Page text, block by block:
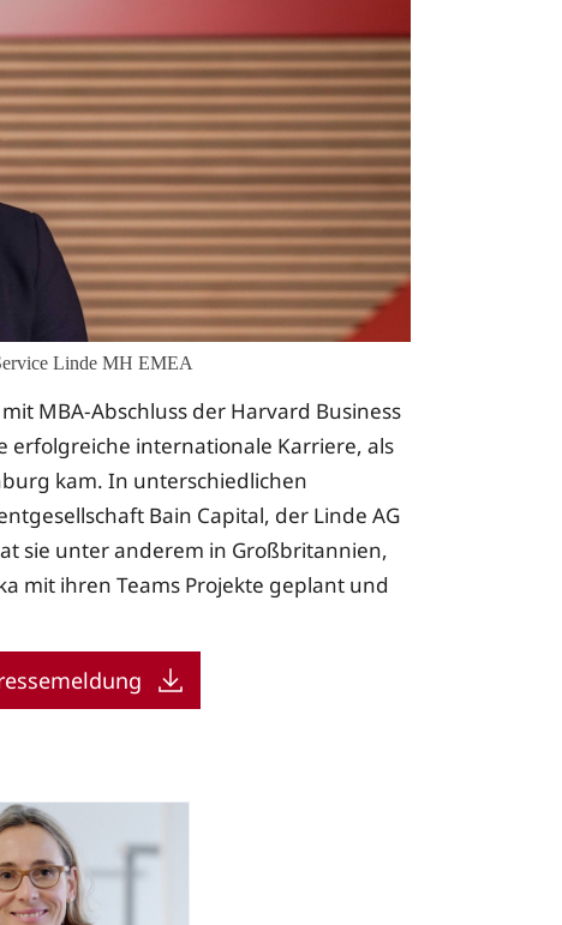
Linde MH EMEA
MBA-Abschluss der Harvard Business
erfolgreiche internationale Karriere, als
kam. In unterschiedlichen
Bain Capital, der Linde AG
sie unter anderem in Großbritannien,
mit ihren Teams Projekte geplant und